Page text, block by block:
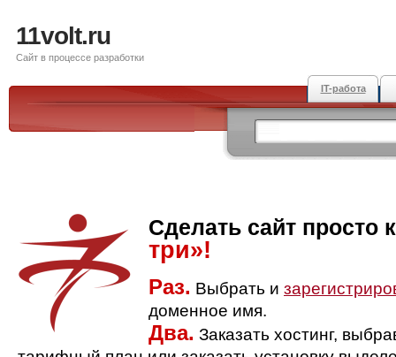
11volt.ru
Сайт в процессе разработки
IT-работа
Сделать сайт просто
три»!
Раз. Выбрать и
доменное имя.
Два. Заказать хостинг,